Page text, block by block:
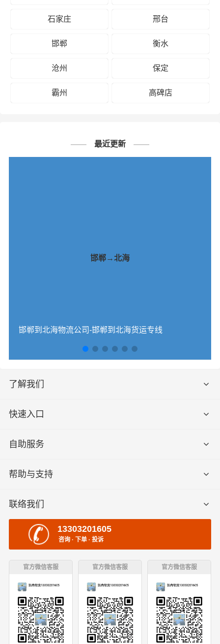
石家庄 邢台
邯郸 衡水
沧州 保定
霸州 高碑店
最近更新
邯郸→北海
邯郸到北海物流公司-邯郸到北海货运专线
了解我们
快速入口
自助服务
帮助与支持
联络我们
13303201605
咨询 · 下单 · 投诉
官方微信客服 官方微信客服 官方微信客服